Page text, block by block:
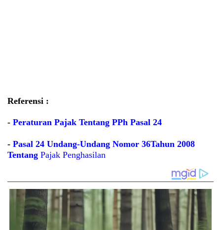
Referensi :
- Peraturan Pajak Tentang PPh Pasal 24
- Pasal 24 Undang-Undang Nomor 36Tahun 2008
Tentang Pajak Penghasilan